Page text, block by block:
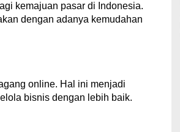
kemajuan pasar di Indonesia.
dengan adanya kemudahan
online. Hal ini menjadi
bisnis dengan lebih baik.